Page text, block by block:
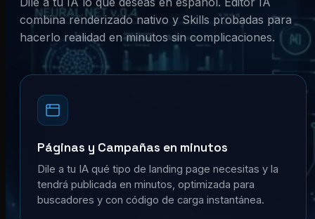
combina renderizado nativo y Skills probadas para
hacerlo realidad en minutos sin complicaciones.
Páginas y Campañas en minutos
Dile a tu IA qué tipo de landing page necesitas y la
tendrá publicada en minutos, optimizada para
buscadores y con código de carga instantánea.